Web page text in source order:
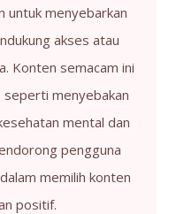
untuk menyebarkan
akses atau
Konten semacam ini
menyebakan
mental dan
pengguna
memilih konten
positif.